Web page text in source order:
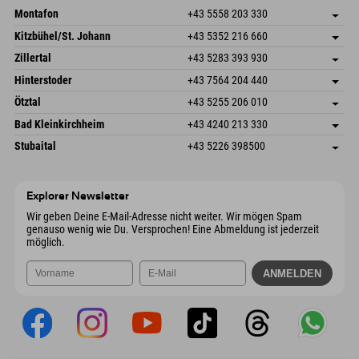
Montafon +43 5558 203 330
Dorfstr. 127b
6793 Gaschurn/Montafon
Österreich
Adresse speichern
Buchen
Kitzbühel/St. Johann +43 5352 216 660
Speckbacherstraße 87
Österreich
Adresse speichern
Buchen
Zillertal +43 5283 393 930
Schmiedau 2
Österreich
Adresse speichern
Buchen
Hinterstoder +43 7564 204 440
Freizeitpark 10
Österreich
Adresse speichern
Buchen
Ötztal +43 5255 206 010
Gscheat 14
Österreich
Adresse speichern
Buchen
Bad Kleinkirchheim +43 4240 213 330
Dorfstraße 24
Adresse speichern
Stubaital +43 5226 398500
Explorer Newsletter
Wir geben Deine E-Mail-Adresse nicht weiter. Wir mögen Spam
genauso wenig wie Du. Versprochen! Eine Abmeldung ist jederzeit
möglich.